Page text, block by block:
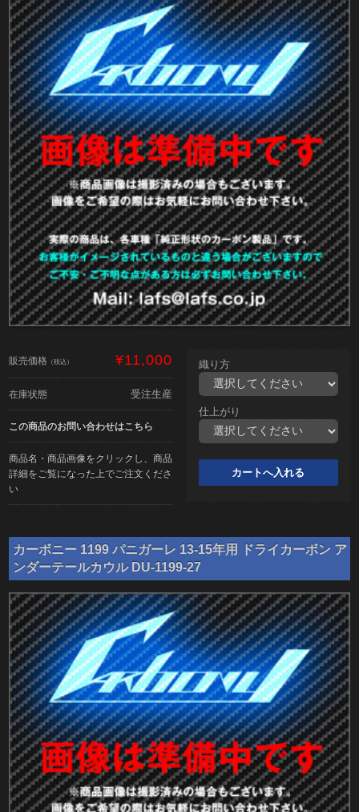
販売価格 （税込） ¥11,000
在庫状態 受注生産
この商品のお問い合わせはこちら
商品名・商品画像をクリックし、商品
詳細をご覧になった上でご注文くださ
い
織り方
仕上がり
カーボニー 1199 パニガーレ 13-15年用 ドライカーボン ア
ンダーテールカウル DU-1199-27